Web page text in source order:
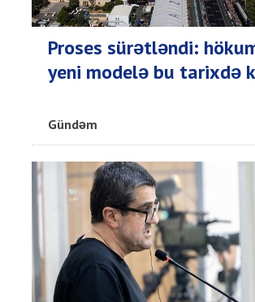
Proses sürətləndi:
yeni modelə bu tarixdə
Gündəm